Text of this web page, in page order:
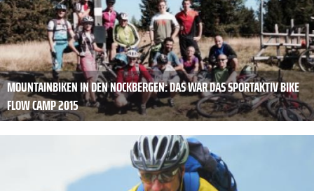
MOUNTAINBIKEN IN DEN NOCKBERGEN: DAS WAR DAS SPORTAKTIV BIKE
FLOW CAMP 2015